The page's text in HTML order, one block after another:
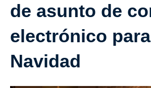
de asunto de
electrónico para
Navidad